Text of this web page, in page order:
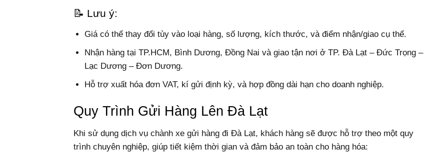
📝 Lưu ý:
Giá có thể thay đổi tùy vào loại hàng, số lượng, kích thước, và điểm nhận/giao cụ thể.
Nhận hàng tại TP.HCM, Bình Dương, Đồng Nai và giao tận nơi ở TP. Đà Lạt – Đức Trọng –
Lạc Dương – Đơn Dương.
Hỗ trợ xuất hóa đơn VAT, kí gửi định kỳ, và hợp đồng dài hạn cho doanh nghiệp.
Quy Trình Gửi Hàng Lên Đà Lạt
Khi sử dụng dịch vụ chành xe gửi hàng đi Đà Lạt, khách hàng sẽ được hỗ trợ theo một quy
trình chuyên nghiệp, giúp tiết kiệm thời gian và đảm bảo an toàn cho hàng hóa: